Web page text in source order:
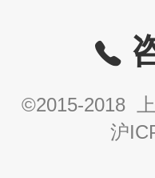
©2015-2018
沪